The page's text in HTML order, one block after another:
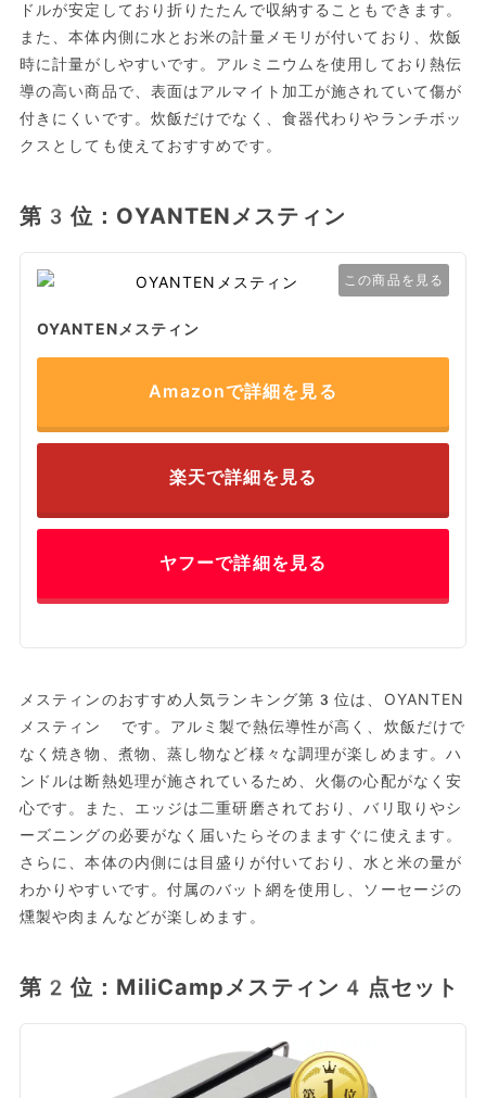
ドルが安定しており折りたたんで収納することもできます。
また、本体内側に水とお米の計量メモリが付いており、炊飯
時に計量がしやすいです。アルミニウムを使用しており熱伝
導の高い商品で、表面はアルマイト加工が施されていて傷が
付きにくいです。炊飯だけでなく、食器代わりやランチボッ
クスとしても使えておすすめです。
第3位：OYANTENメスティン
この商品を見る
OYANTENメスティン
Amazonで詳細を見る
楽天で詳細を見る
ヤフーで詳細を見る
メスティンのおすすめ人気ランキング第3位は、OYANTEN
メスティン です。アルミ製で熱伝導性が高く、炊飯だけで
なく焼き物、煮物、蒸し物など様々な調理が楽しめます。ハ
ンドルは断熱処理が施されているため、火傷の心配がなく安
心です。また、エッジは二重研磨されており、バリ取りやシ
ーズニングの必要がなく届いたらそのまますぐに使えます。
さらに、本体の内側には目盛りが付いており、水と米の量が
わかりやすいです。付属のバット網を使用し、ソーセージの
燻製や肉まんなどが楽しめます。
第2位：MiliCampメスティン4点セット